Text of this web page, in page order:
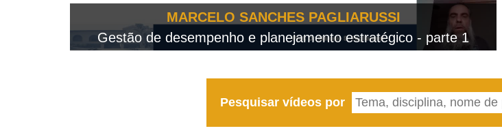
MARCELO SANCHES PAGLIARUSSI
Gestão de desempenho e planejamento estratégico - parte 1
Pesquisar vídeos por